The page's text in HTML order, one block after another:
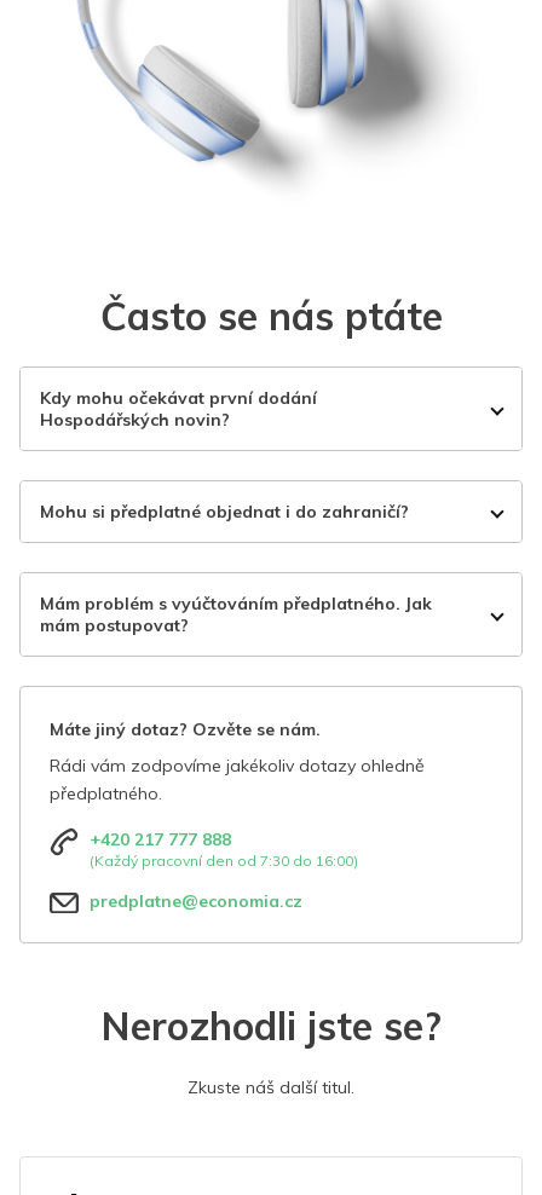
Často se nás ptáte
Kdy mohu očekávat první dodání
Hospodářských novin?
Mohu si předplatné objednat i do zahraničí?
Mám problém s vyúčtováním předplatného. Jak
mám postupovat?
Máte jiný dotaz? Ozvěte se nám.
Rádi vám zodpovíme jakékoliv dotazy ohledně
předplatného.
+420 217 777 888
(Každý pracovní den od 7:30 do 16:00)
predplatne@economia.cz
Nerozhodli jste se?
Zkuste náš další titul.